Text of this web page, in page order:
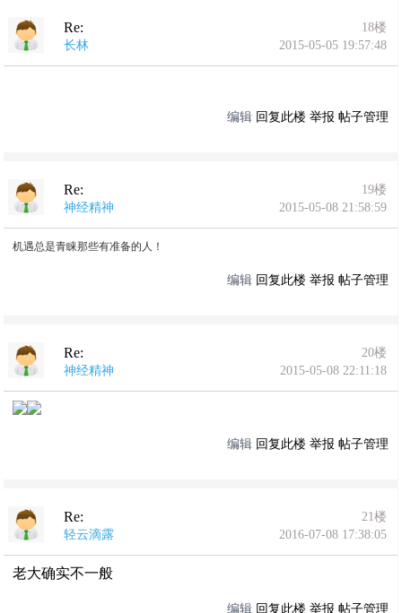
Re:
18楼
长林
2015-05-05 19:57:48
编辑 回复此楼 举报 帖子管理
Re:
19楼
神经精神
2015-05-08 21:58:59
机遇总是青睐那些有准备的人！
编辑 回复此楼 举报 帖子管理
Re:
20楼
神经精神
2015-05-08 22:11:18
编辑 回复此楼 举报 帖子管理
Re:
21楼
轻云滴露
2016-07-08 17:38:05
老大确实不一般
编辑 回复此楼 举报 帖子管理